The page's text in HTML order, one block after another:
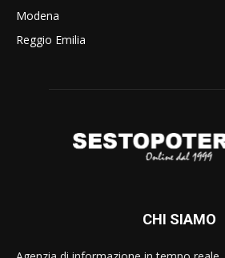
Modena
Reggio Emilia
CHI SIAMO